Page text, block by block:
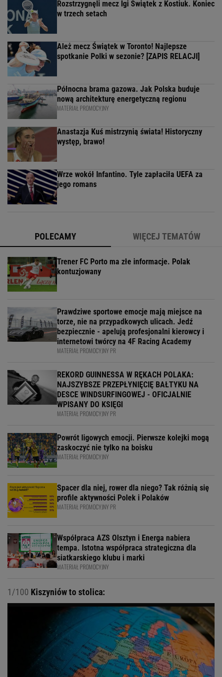
Rozstrzygnęli mecz Igi Świątek z Kostiuk. Koniec
w trzech setach
Ależ mecz Świątek w Toronto! Najlepsze
spotkanie Polki w sezonie? [ZAPIS RELACJI]
Północna brama gazowa. Jak Polska buduje
nową architekturę energetyczną regionu
MATERIAŁ PROMOCYJNY
Anastazja Kuś mistrzynią świata! Historyczny
występ, brawo!
Wrze wokół Infantino. Tyle zapłaciła UEFA za
jego romans
POLECAMY WIĘCEJ TEMATÓW
Trener FC Porto ma złe informacje. Polak
kontuzjowany
Prawdziwe sportowe emocje mają miejsce na
torze, nie na przypadkowych ulicach. Jedź
bezpiecznie - apelują profesjonalni kierowcy i
internetowi twórcy na 4F Racing Academy
MATERIAŁ PROMOCYJNY PR
REKORD GUINNESSA W RĘKACH POLAKA:
NAJSZYBSZE PRZEPŁYNIĘCIĘ BAŁTYKU NA
DESCE WINDSURFINGOWEJ - OFICJALNIE
WPISANY DO KSIĘGI
MATERIAŁ PROMOCYJNY PR
Powrót ligowych emocji. Pierwsze kolejki mogą
zaskoczyć nie tylko na boisku
MATERIAŁ PROMOCYJNY
Spacer dla niej, rower dla niego? Tak różnią się
profile aktywności Polek i Polaków
MATERIAŁ PROMOCYJNY PR
Współpraca AZS Olsztyn i Energa nabiera
tempa. Istotna współpraca strategiczna dla
siatkarskiego klubu i marki
MATERIAŁ PROMOCYJNY
1/100 Kiszyniów to stolica: